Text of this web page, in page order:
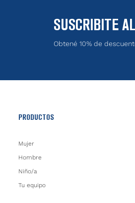
SUSCRIBITE AL
Obtené 10% de
PRODUCTOS
Mujer
Hombre
Niño/a
Tu equipo